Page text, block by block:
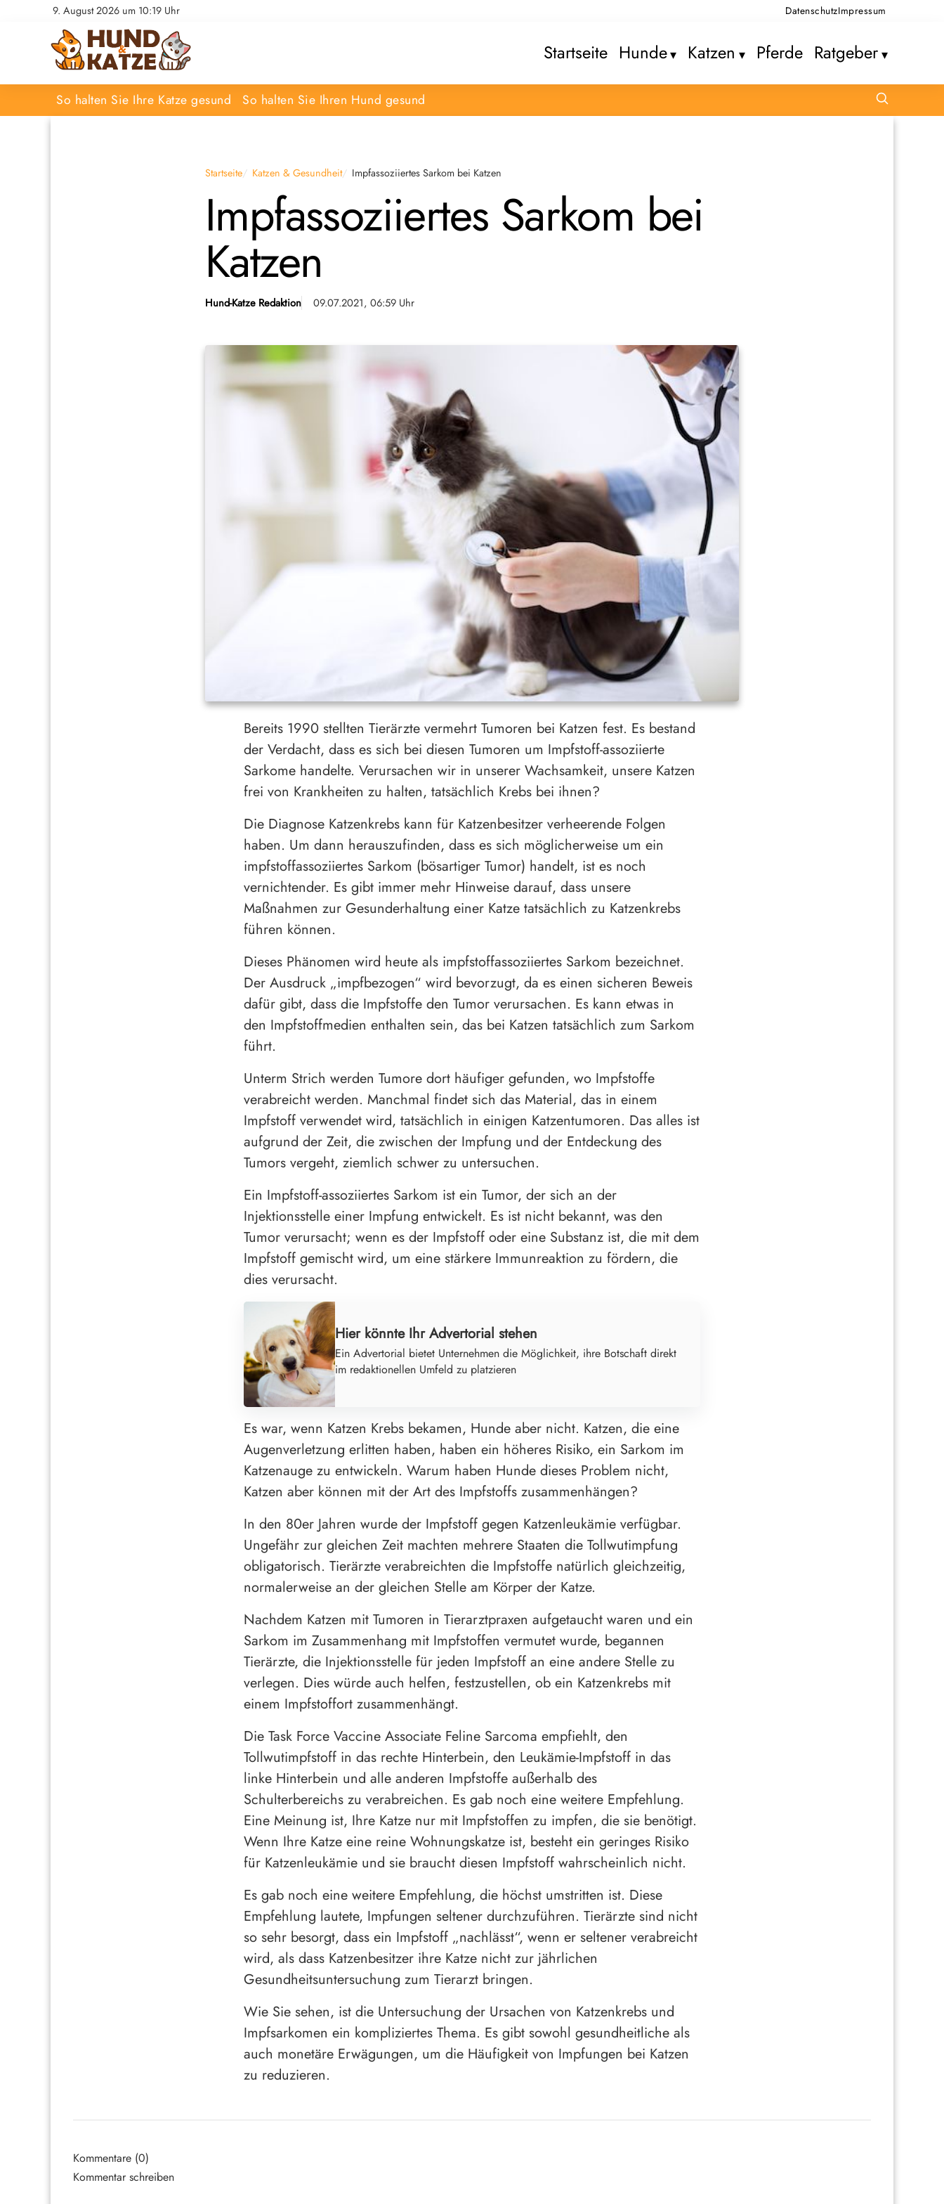
9. August 2026 um 10:19 Uhr DatenschutzImpressum
Startseite Hunde Katzen Pferde Ratgeber
So halten Sie Ihre Katze gesund So halten Sie Ihren Hund gesund
Startseite Katzen & Gesundheit Impfassoziiertes Sarkom bei Katzen
Impfassoziiertes Sarkom bei
Katzen
Hund-Katze Redaktion 09.07.2021, 06:59 Uhr
Bereits 1990 stellten Tierärzte vermehrt Tumoren bei Katzen fest. Es bestand
der Verdacht, dass es sich bei diesen Tumoren um Impfstoff-assoziierte
Sarkome handelte. Verursachen wir in unserer Wachsamkeit, unsere Katzen
frei von Krankheiten zu halten, tatsächlich Krebs bei ihnen?
Die Diagnose Katzenkrebs kann für Katzenbesitzer verheerende Folgen
haben. Um dann herauszufinden, dass es sich möglicherweise um ein
impfstoffassoziiertes Sarkom (bösartiger Tumor) handelt, ist es noch
vernichtender. Es gibt immer mehr Hinweise darauf, dass unsere
Maßnahmen zur Gesunderhaltung einer Katze tatsächlich zu Katzenkrebs
führen können.
Dieses Phänomen wird heute als impfstoffassoziiertes Sarkom bezeichnet.
Der Ausdruck „impfbezogen“ wird bevorzugt, da es einen sicheren Beweis
dafür gibt, dass die Impfstoffe den Tumor verursachen. Es kann etwas in
den Impfstoffmedien enthalten sein, das bei Katzen tatsächlich zum Sarkom
führt.
Unterm Strich werden Tumore dort häufiger gefunden, wo Impfstoffe
verabreicht werden. Manchmal findet sich das Material, das in einem
Impfstoff verwendet wird, tatsächlich in einigen Katzentumoren. Das alles ist
aufgrund der Zeit, die zwischen der Impfung und der Entdeckung des
Tumors vergeht, ziemlich schwer zu untersuchen.
Ein Impfstoff-assoziiertes Sarkom ist ein Tumor, der sich an der
Injektionsstelle einer Impfung entwickelt. Es ist nicht bekannt, was den
Tumor verursacht; wenn es der Impfstoff oder eine Substanz ist, die mit dem
Impfstoff gemischt wird, um eine stärkere Immunreaktion zu fördern, die
dies verursacht.
Hier könnte Ihr Advertorial stehen
Ein Advertorial bietet Unternehmen die Möglichkeit, ihre Botschaft direkt
im redaktionellen Umfeld zu platzieren
Es war, wenn Katzen Krebs bekamen, Hunde aber nicht. Katzen, die eine
Augenverletzung erlitten haben, haben ein höheres Risiko, ein Sarkom im
Katzenauge zu entwickeln. Warum haben Hunde dieses Problem nicht,
Katzen aber können mit der Art des Impfstoffs zusammenhängen?
In den 80er Jahren wurde der Impfstoff gegen Katzenleukämie verfügbar.
Ungefähr zur gleichen Zeit machten mehrere Staaten die Tollwutimpfung
obligatorisch. Tierärzte verabreichten die Impfstoffe natürlich gleichzeitig,
normalerweise an der gleichen Stelle am Körper der Katze.
Nachdem Katzen mit Tumoren in Tierarztpraxen aufgetaucht waren und ein
Sarkom im Zusammenhang mit Impfstoffen vermutet wurde, begannen
Tierärzte, die Injektionsstelle für jeden Impfstoff an eine andere Stelle zu
verlegen. Dies würde auch helfen, festzustellen, ob ein Katzenkrebs mit
einem Impfstoffort zusammenhängt.
Die Task Force Vaccine Associate Feline Sarcoma empfiehlt, den
Tollwutimpfstoff in das rechte Hinterbein, den Leukämie-Impfstoff in das
linke Hinterbein und alle anderen Impfstoffe außerhalb des
Schulterbereichs zu verabreichen. Es gab noch eine weitere Empfehlung.
Eine Meinung ist, Ihre Katze nur mit Impfstoffen zu impfen, die sie benötigt.
Wenn Ihre Katze eine reine Wohnungskatze ist, besteht ein geringes Risiko
für Katzenleukämie und sie braucht diesen Impfstoff wahrscheinlich nicht.
Es gab noch eine weitere Empfehlung, die höchst umstritten ist. Diese
Empfehlung lautete, Impfungen seltener durchzuführen. Tierärzte sind nicht
so sehr besorgt, dass ein Impfstoff „nachlässt“, wenn er seltener verabreicht
wird, als dass Katzenbesitzer ihre Katze nicht zur jährlichen
Gesundheitsuntersuchung zum Tierarzt bringen.
Wie Sie sehen, ist die Untersuchung der Ursachen von Katzenkrebs und
Impfsarkomen ein kompliziertes Thema. Es gibt sowohl gesundheitliche als
auch monetäre Erwägungen, um die Häufigkeit von Impfungen bei Katzen
zu reduzieren.
Kommentare (0)
Kommentar schreiben